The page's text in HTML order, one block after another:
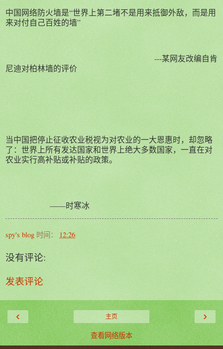
中国网络防火墙是“世界上第二堵不是用来抵御外敌，而是用
来对付自己百姓的墙”
---某网友改编自肯
尼迪对柏林墙的评价
当中国把停止征收农业税视为对农业的一大恩惠时，却忽略
了：世界上所有发达国家和世界上绝大多数国家，一直在对
农业实行高补贴或补贴的政策。
——时寒冰
spy's blog 时间： 12:26
没有评论:
发表评论
‹ ›
主页
查看网络版本